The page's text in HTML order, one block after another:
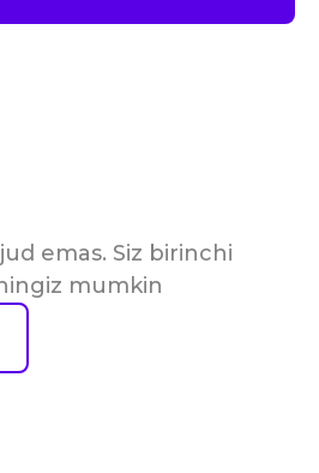
emas. Siz birinchi
mumkin